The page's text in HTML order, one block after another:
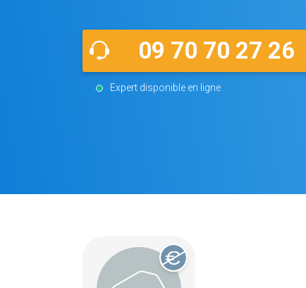
09 70 70 27 26
Expert disponible en ligne